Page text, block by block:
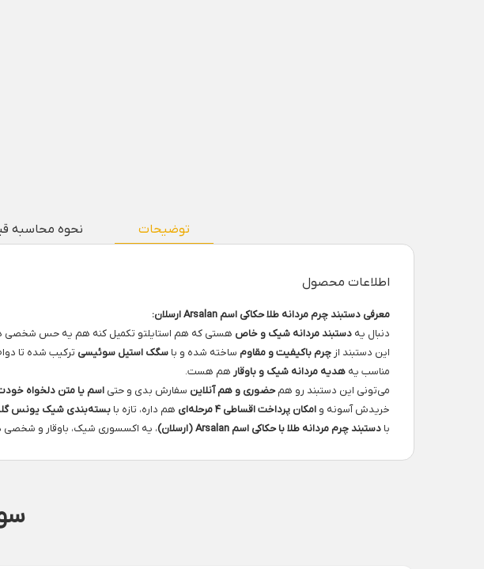
توضیحات نحوه محاسبه
اطلاعات محصول
معرفی دستبند چرم مردانه طلا حکاکی اسم Arsalan ارسلان:
دنبال یه دستبند مردانه شیک و خاص هستی که هم استایلتو تکمیل کنه هم یه حس شخصی
این دستبند از چرم باکیفیت و مقاوم ساخته شده و با سگک استیل سوئیسی
مناسب یه هدیه مردانه شیک و باوقار هم هست.
می‌تونی این دستبند رو همحضوری و هم آنلاین سفارش بدی و حتی اسم یا متن دلخواه
خریدش آسونه و امکان پرداخت اقساطی ۴ مرحله‌ای هم داره، تازه با بسته‌بندی شیک یونس گلد
با دستبند چرم مردانه طلا با حکاکی اسم Arsalan (ارسلان) ، یه اکسسوری شیک، باوقار و